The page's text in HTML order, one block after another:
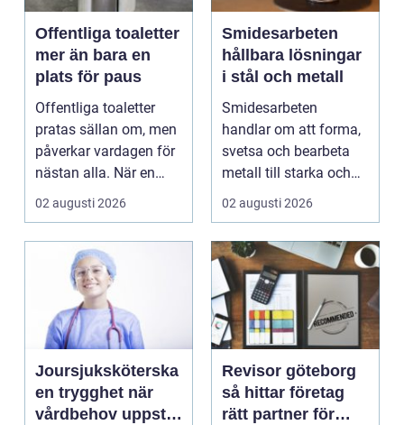
Offentliga toaletter
mer än bara en
plats för paus
Offentliga toaletter
pratas sällan om, men
påverkar vardagen för
nästan alla. När en
stad, park elle...
02 augusti 2026
Smidesarbeten
hållbara lösningar
i stål och metall
Smidesarbeten
handlar om att forma,
svetsa och bearbeta
metall till starka och
hållbara konstruktion...
02 augusti 2026
Joursjuksköterska
en trygghet när
vårdbehov uppstår
Revisor göteborg
så hittar företag
rätt partner för